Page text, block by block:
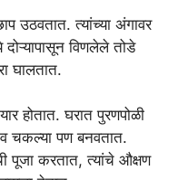
उठवतात. त्यांच्या अंगावर
विणलेले तोडे
घालतात.
होतात. घरात पुरणपोळी
चकल्या पण बनवतात.
पूजा करतात, त्यांचे औक्षण